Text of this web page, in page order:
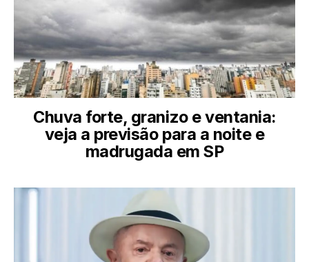
Chuva forte, granizo e ventania:
veja a previsão para a noite e
madrugada em SP